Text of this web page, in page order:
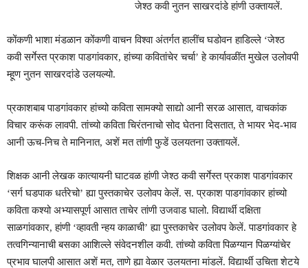
जेश्ठ कवी नुतन साखरदांडे हांणी उक्तायलें.
कोंकणी भाशा मंडळान कोंकणी वाचन विश्वा अंतर्गत हालींच घडोवन हाडिल्ले ‘जेश्ठ
कवी सर्गेस्त प्रकाश पाडगांवकार, हांच्या कवितांचेर चर्चा’ हे कार्यावळींत मुखेल उलोवपी
म्हूण नुतन साखरदांडे उलयल्यो.
प्रकाशबाब पाडगांवकार हांच्यो कविता सामक्यो साद्यो आनी सरळ आसात, वाचकांक
विचार करूंक लावपी. तांच्यो कविता चिरंतनाचो सोद घेतना दिसतात, ते भायर भेद-भाव
आनी ऊच-निच ते मानिनात, अशें मत तांणी फुडें उलयतना उक्तायलें.
शिक्षक आनी लेखक कात्यायनी घाटवळ हांणी जेश्ठ कवी सर्गेस्त प्रकाश पाडगांवकार
‘सर्ग घडपाक धर्तरेचो’ ह्या पुस्तकाचेर उलोवप केलें. स. प्रकाश पाडगांवकार हांच्यो
कविता कश्यो अभ्यासपूर्ण आसात ताचेर तांणी उजवाड घालो. विद्यार्थी दक्षिता
साळगांवकार, हांणी ‘व्हावती न्हय काळाची’ ह्या पुस्तकाचेर उलोवप केलें. पाडगांवकार हे
तत्वगिन्यानाची बसका आशिल्ले संवेदनशील कवी. तांच्यो कविता पिळग्यान पिळग्यांचेर
प्रभाव घालपी आसात अशें मत, ताणे ह्या वेळार उलयतना मांडलें. विद्यार्थी उचिता शेटये